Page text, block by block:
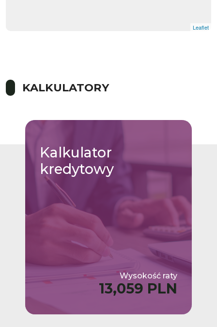
Leaflet
KALKULATORY
Kalkulator
kredytowy
Wysokość raty
13,059 PLN